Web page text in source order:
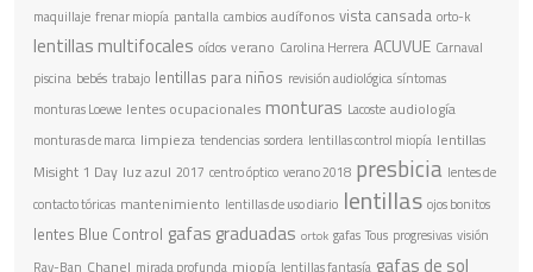
maquillaje frenar miopía pantalla cambios audífonos vista cansada orto-k
lentillas multifocales oídos verano Carolina Herrera ACUVUE Carnaval
piscina bebés trabajo lentillas para niños revisión audiológica síntomas
monturas Loewe lentes ocupacionales monturas Lacoste audiología
monturas de marca limpieza tendencias sordera lentillas control miopía lentillas
Misight 1 Day luz azul 2017 centro óptico verano 2018 presbicia lentes de
contacto tóricas mantenimiento lentillas de uso diario lentillas ojos bonitos
lentes Blue Control gafas graduadas ortok gafas Tous progresivas visión
Ray-Ban Chanel mirada profunda miopía lentillas fantasía gafas de sol